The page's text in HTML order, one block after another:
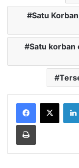
Satu
Satu korban
Cetak